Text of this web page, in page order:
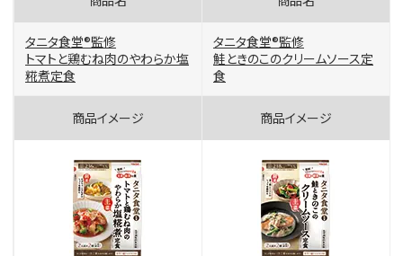
タニタ食堂®監修
トマトと鶏むね肉のやわらか塩
糀煮定食
タニタ食堂®監修
鮭ときのこのクリームソース定
食